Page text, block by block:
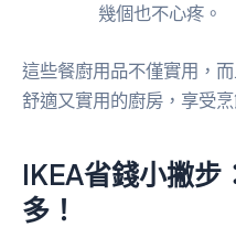
幾個也不心疼。
這些餐廚用品不僅實用，
舒適又實用的廚房，享受烹
IKEA省錢小撇步
多！